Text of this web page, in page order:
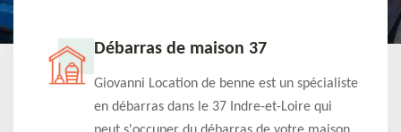
Débarras de maison 37
Giovanni Location de benne est un spécialiste
en débarras dans le 37 Indre-et-Loire qui